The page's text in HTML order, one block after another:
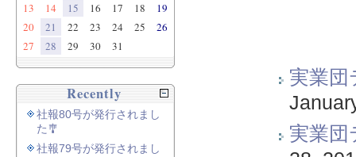
実業団
実業団
13
14 15 16 17 18
19
20
21 22 23 24 25
26
27
28 29 30 31
Recently
社報80号が発行されまし
た🎐
社報79号が発行されまし